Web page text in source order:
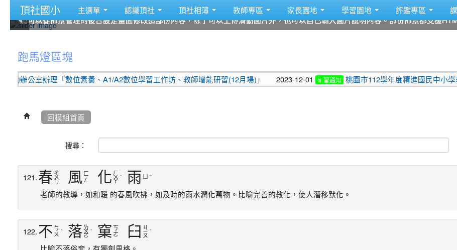
頂社國小 主選單 認識頂社 頂社相簿 教師專區 家長園地 學習園地 評鑑專區
您可以從佈景管理的後台設定畫面修改這部份內容，除了可以上傳滑動圖片外，也可以自己輸入圖片說明內容。部份佈景都支援
您可以從佈景管理的後台設定畫面修改這部份內容，除了可以上傳滑動圖片外，也可以自己輸入圖片說明內容。部份佈景都支援
您可以從佈景管理的後台設定畫面修改這部份內容，除了可以上傳滑動圖片外，也可以自己輸入圖片說明內容。部份佈景都支援
您可以從佈景管理的後台設定畫面修改這部份內容，除了可以上傳滑動圖片外，也可以自己輸入圖片說明內容。部份佈景都支援
您可以從佈景管理的後台設定畫面修改這部份內容，除了可以上傳滑動圖片外，也可以自己輸入圖片說明內容。部份佈景都支援
您可以從佈景管理的後台設定畫面修改這部份內容，除了可以上傳滑動圖片外，也可以自己輸入圖片說明內容。部份佈景都支援
跑馬燈區塊
辦理「數位素養、A1/A2數位學習工作坊、教師增能研習(12月場)」 2023-12-01 研習通知 桃園市112學年度精進國民中小學教師教學
回模組首頁
搜尋：
121.春 ㄔ
ㄨ
ㄣ 風 ㄈ
ㄥ
化 ㄏ
ㄨ
ㄚ
ˋ 雨 ˇ
老師的教導，如和暖 的春風吹拂，如及時的雨水潤化萬物。比喻完善的教化，使人潛移默化。
122.不 ㄅ
ㄨ ˋ 落 ㄌ
ㄨ
ㄛ
ˋ 窠 ㄎ
ㄜ
臼 ㄐ
ㄧ
ㄡ
ˋ